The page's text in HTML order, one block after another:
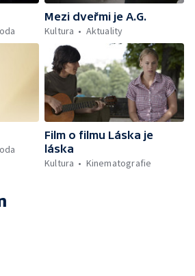
Mezi dveřmi je A.G.
Kultura
Aktuality
Film o filmu Láska je
láska
Kultura
Kinematografie